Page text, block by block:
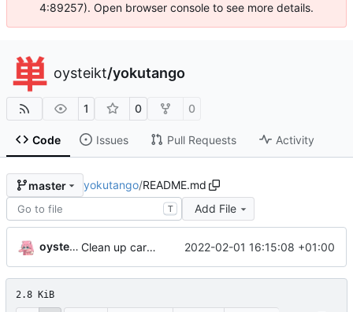
4:89257). Open browser console to see more details.
oysteikt/yokutango
1 0 0
Code Issues Pull Requests Activity
master yokutango/README.md
T Add File
oysteikt Clean up cards, and add some scripts 2022-02-01 16:15:08 +01:00
2.8 KiB